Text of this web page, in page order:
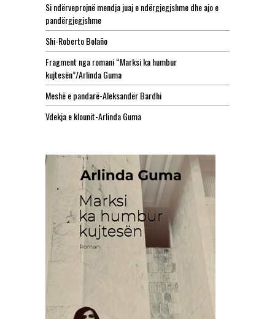
Si ndërveprojnë mendja juaj e ndërgjegjshme dhe ajo e
pandërgjegjshme
Shi-Roberto Bolaño
Fragment nga romani “Marksi ka humbur
kujtesën”/Arlinda Guma
Meshë e pandarë-Aleksandër Bardhi
Vdekja e klounit-Arlinda Guma